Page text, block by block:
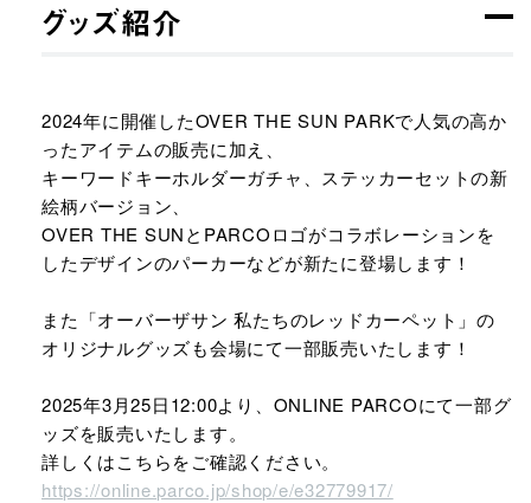
グッズ紹介
2024年に開催したOVER THE SUN PARKで人気の高か
ったアイテムの販売に加え、​
キーワードキーホルダーガチャ、ステッカーセットの新
絵柄バージョン、​
OVER THE SUNとPARCOロゴがコラボレーションを
したデザインのパーカーなどが新たに登場します！​
また「オーバーザサン 私たちのレッドカーペット」の
オリジナルグッズも会場にて一部販売いたします！
2025年3月25日12:00より、ONLINE PARCOにて一部グ
ッズを販売いたします。
詳しくはこちらをご確認ください。
https://online.parco.jp/shop/e/e32779917/